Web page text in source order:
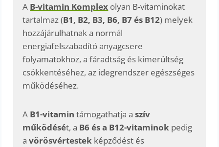
A B-vitamin Komplex olyan B-vitaminokat
tartalmaz (B1, B2, B3, B6, B7 és B12) melyek
hozzájárulhatnak a normál
energiafelszabadító anyagcsere
folyamatokhoz, a fáradtság és kimerültség
csökkentéséhez, az idegrendszer egészséges
működéséhez.
A B1-vitamin támogathatja aszív
működését, a B6 és a B12-vitaminok pedig
avörösvértestek képződést és